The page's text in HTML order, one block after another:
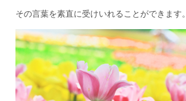
その言葉を素直に受けいれることができます。